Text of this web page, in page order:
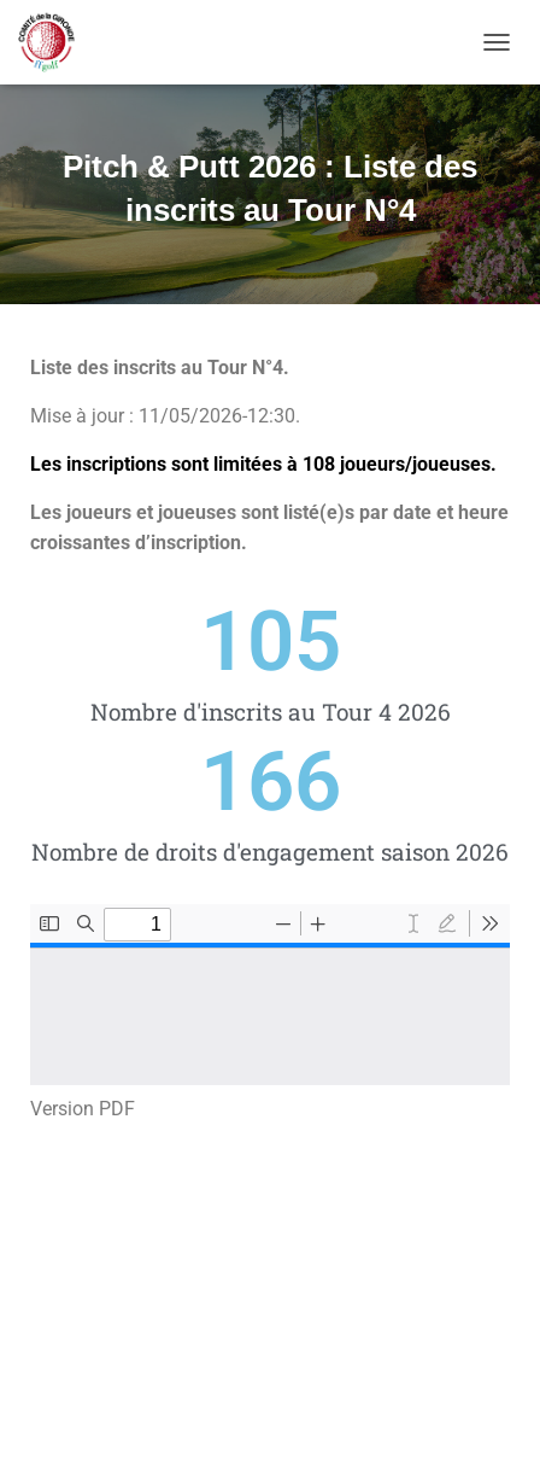
Pitch & Putt 2026 : Liste des
inscrits au Tour N°4
Liste des inscrits au Tour N°4.
Mise à jour : 11/05/2026-12:30.
Les inscriptions sont limitées à 108 joueurs/joueuses.
Les joueurs et joueuses sont listé(e)s par date et heure
croissantes d’inscription.
Nombre d'inscrits au Tour 4 2026
105
Nombre de droits d'engagement saison 2026
166
Version PDF